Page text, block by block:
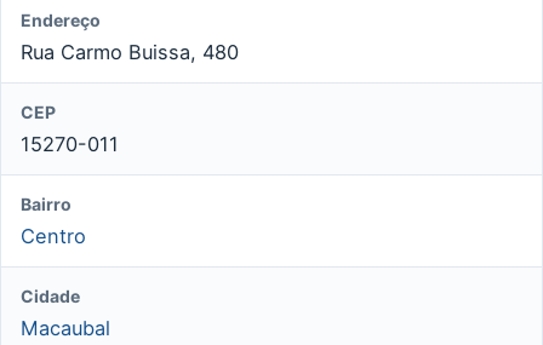
Endereço
Rua Carmo Buissa, 480
CEP
15270-011
Bairro
Centro
Cidade
Macaubal